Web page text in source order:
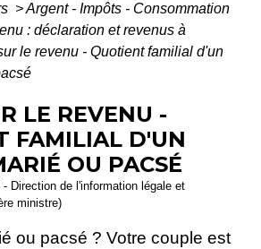
>Argent - Impôts - Consommation
: déclaration et revenus à
le revenu - Quotient familial d'un
LE REVENU -
FAMILIAL D'UN
OU PACSÉ
Direction de l'information légale et
ministre)
ou pacsé ? Votre couple est